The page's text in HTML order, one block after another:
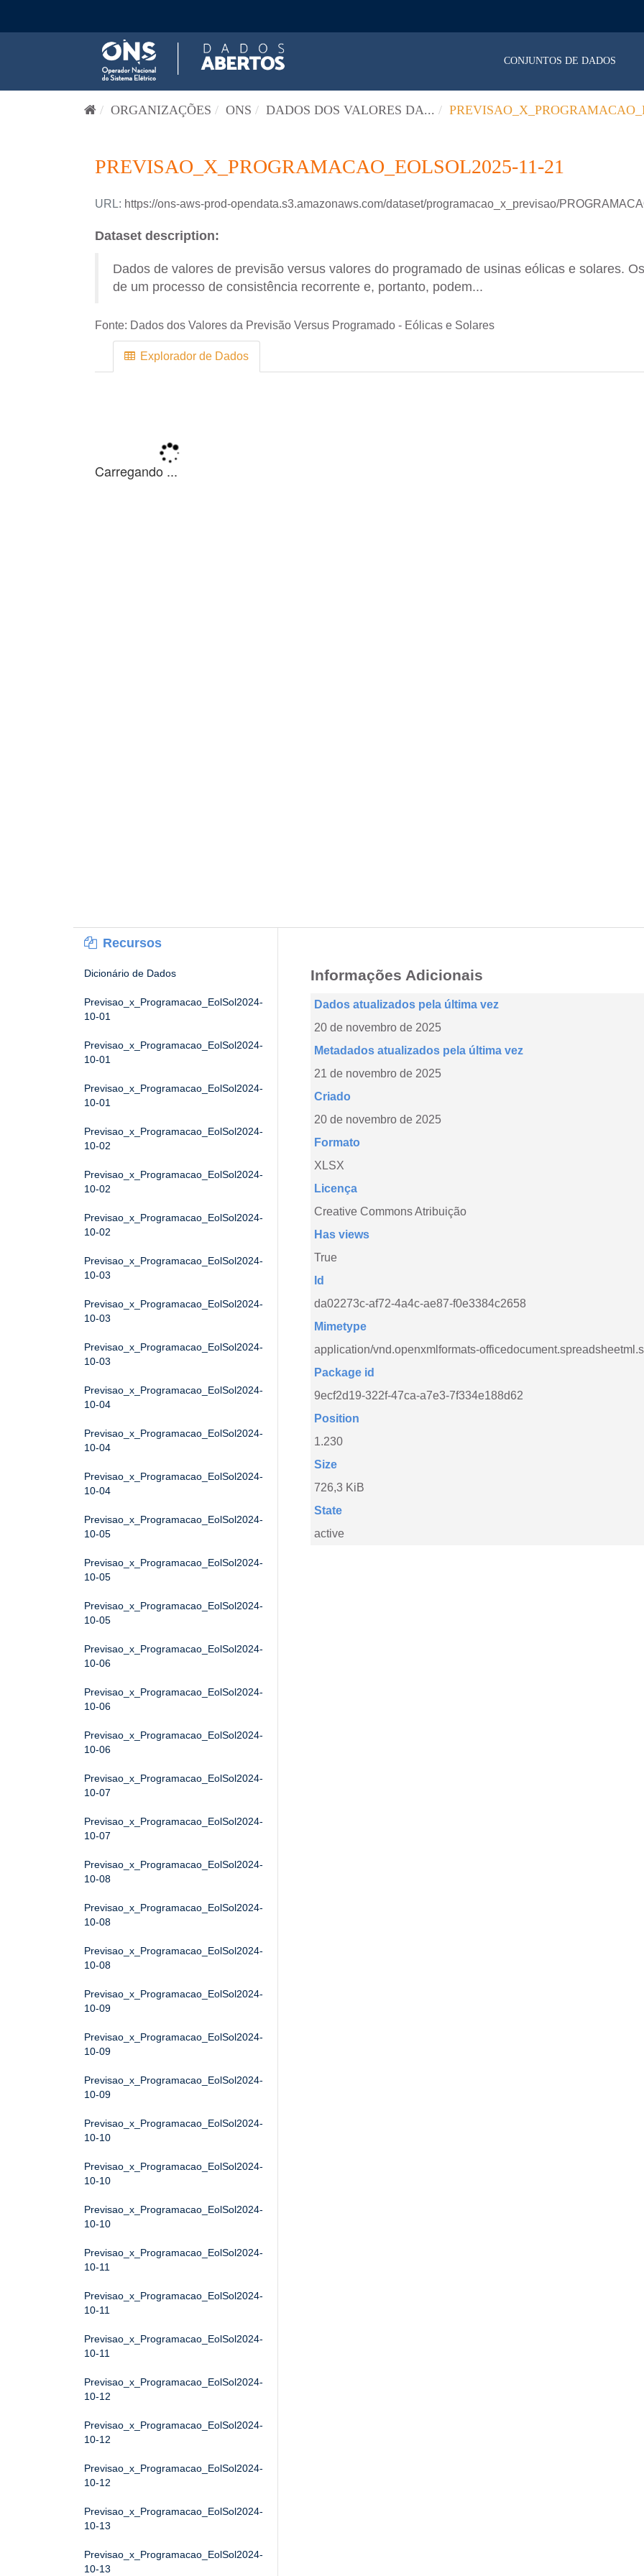
CONJUNTOS DE DADOS
ORGANIZAÇÕES ONS DADOS DOS VALORES DA...
PREVISAO_X_PROGRAMACAO_EOLSOL2025-11-21
URL: https://ons-aws-prod-opendata.s3.amazonaws.com/dataset/programacao_x_previsao/
Dataset description:
Dados de valores de previsão versus valores do programado de usinas eólicas e solares.
de um processo de consistência recorrente e, portanto, podem...
Fonte: Dados dos Valores da Previsão Versus Programado - Eólicas e Solares
Explorador de Dados
Recursos
Dicionário de Dados
Previsao_x_Programacao_EolSol2024-
10-01
Previsao_x_Programacao_EolSol2024-
10-01
Previsao_x_Programacao_EolSol2024-
10-01
Previsao_x_Programacao_EolSol2024-
10-02
Previsao_x_Programacao_EolSol2024-
10-02
Previsao_x_Programacao_EolSol2024-
10-02
Previsao_x_Programacao_EolSol2024-
10-03
Previsao_x_Programacao_EolSol2024-
10-03
Previsao_x_Programacao_EolSol2024-
10-03
Previsao_x_Programacao_EolSol2024-
10-04
Previsao_x_Programacao_EolSol2024-
10-04
Previsao_x_Programacao_EolSol2024-
10-04
Previsao_x_Programacao_EolSol2024-
10-05
Previsao_x_Programacao_EolSol2024-
10-05
Previsao_x_Programacao_EolSol2024-
10-05
Previsao_x_Programacao_EolSol2024-
10-06
Previsao_x_Programacao_EolSol2024-
10-06
Previsao_x_Programacao_EolSol2024-
10-06
Previsao_x_Programacao_EolSol2024-
10-07
Previsao_x_Programacao_EolSol2024-
10-07
Previsao_x_Programacao_EolSol2024-
10-08
Previsao_x_Programacao_EolSol2024-
10-08
Previsao_x_Programacao_EolSol2024-
10-08
Previsao_x_Programacao_EolSol2024-
10-09
Previsao_x_Programacao_EolSol2024-
10-09
Previsao_x_Programacao_EolSol2024-
10-09
Previsao_x_Programacao_EolSol2024-
10-10
Previsao_x_Programacao_EolSol2024-
10-10
Previsao_x_Programacao_EolSol2024-
10-10
Previsao_x_Programacao_EolSol2024-
10-11
Previsao_x_Programacao_EolSol2024-
10-11
Previsao_x_Programacao_EolSol2024-
10-11
Previsao_x_Programacao_EolSol2024-
10-12
Previsao_x_Programacao_EolSol2024-
10-12
Previsao_x_Programacao_EolSol2024-
10-12
Previsao_x_Programacao_EolSol2024-
10-13
Previsao_x_Programacao_EolSol2024-
10-13
Informações Adicionais
Dados atualizados pela última vez
20 de novembro de 2025
Metadados atualizados pela última vez
21 de novembro de 2025
Criado
20 de novembro de 2025
Formato
XLSX
Licença
Creative Commons Atribuição
Has views
True
Id
da02273c-af72-4a4c-ae87-f0e3384c2658
Mimetype
application/vnd.openxmlformats-
Package id
9ecf2d19-322f-47ca-a7e3-7f334e188d62
Position
1.230
Size
726,3 KiB
State
active